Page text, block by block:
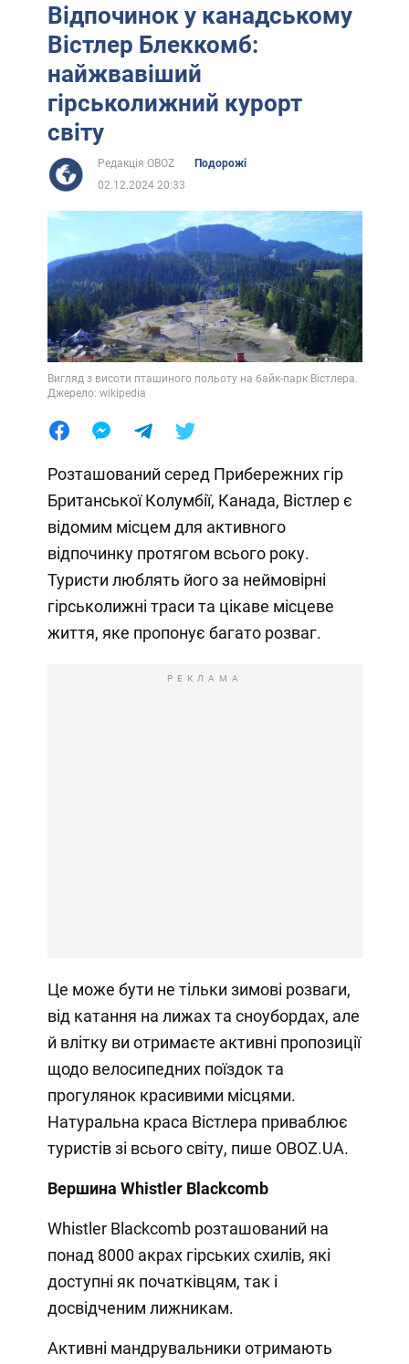
Відпочинок у канадському
Вістлер Блеккомб:
найжвавіший
гірськолижний курорт
світу
Редакція OBOZ
Подорожі
02.12.2024 20:33
Вигляд з висоти пташиного польоту на байк-парк Вістлера.
Джерело: wikipedia
Розташований серед Прибережних гір
Британської Колумбії, Канада, Вістлер є
відомим місцем для активного
відпочинку протягом всього року.
Туристи люблять його за неймовірні
гірськолижні траси та цікаве місцеве
життя, яке пропонує багато розваг.
РЕКЛАМА
Це може бути не тільки зимові розваги,
від катання на лижах та сноубордах, але
й влітку ви отримаєте активні пропозиції
щодо велосипедних поїздок та
прогулянок красивими місцями.
Натуральна краса Вістлера приваблює
туристів зі всього світу, пише OBOZ.UA.
Вершина Whistler Blackcomb
Whistler Blackcomb розташований на
понад 8000 акрах гірських схилів, які
доступні як початківцям, так і
досвідченим лижникам.
Активні мандрувальники отримають